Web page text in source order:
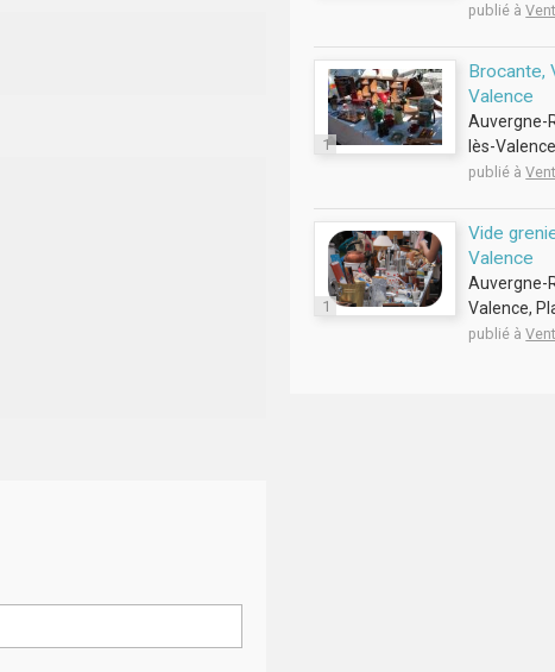
publié à
1
Brocante,
Valence
Auvergne-
lès-
publié à
1
Vide
Valence
Auvergne-
Valence,
publié à